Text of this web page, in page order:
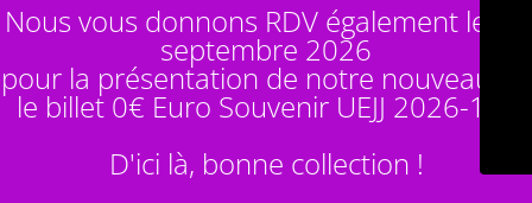
Nous vous donnons RDV également le 14
septembre 2026
pour la présentation de notre nouveauté :
le billet 0€ Euro Souvenir UEJJ 2026-10
D'ici là, bonne collection !